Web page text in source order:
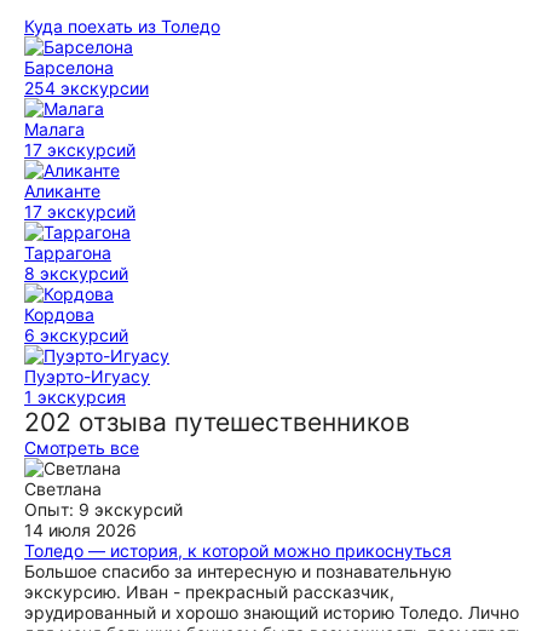
Куда поехать из Толедо
Барселона
254 экскурсии
Малага
17 экскурсий
Аликанте
17 экскурсий
Таррагона
8 экскурсий
Кордова
6 экскурсий
Пуэрто-Игуасу
1 экскурсия
202 отзыва путешественников
Смотреть все
Светлана
Опыт: 9 экскурсий
14 июля 2026
Толедо — история, к которой можно прикоснуться
Большое спасибо за интересную и познавательную
экскурсию. Иван - прекрасный рассказчик,
эрудированный и хорошо знающий историю Толедо. Лично